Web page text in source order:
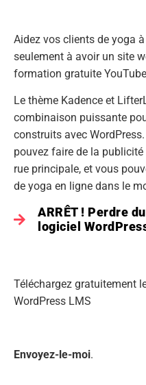
Aidez vos clients de yoga
seulement à avoir un site
formation gratuite
Le thème Kadence et
combinaison puissante
construits avec
pouvez faire de la
rue principale, et vous
de yoga en ligne dans le
ARRÊT ! Perdre
logiciel
Téléchargez gratuitement
WordPress LMS
Envoyez-le-moi.